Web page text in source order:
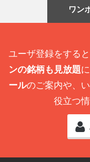
ワン
ユーザ登録をする
ンの銘柄も見放題
ールのご案内や、い
役立つ